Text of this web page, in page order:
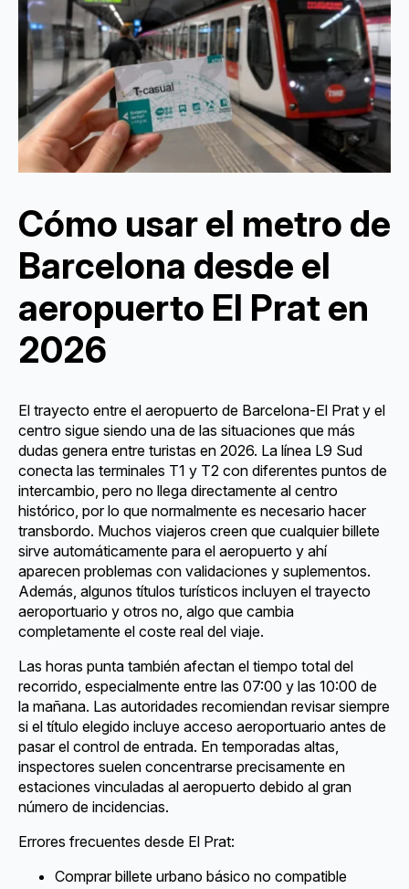
Cómo usar el metro de
Barcelona desde el
aeropuerto El Prat en
2026
El trayecto entre el aeropuerto de Barcelona-El Prat y el
centro sigue siendo una de las situaciones que más
dudas genera entre turistas en 2026. La línea L9 Sud
conecta las terminales T1 y T2 con diferentes puntos de
intercambio, pero no llega directamente al centro
histórico, por lo que normalmente es necesario hacer
transbordo. Muchos viajeros creen que cualquier billete
sirve automáticamente para el aeropuerto y ahí
aparecen problemas con validaciones y suplementos.
Además, algunos títulos turísticos incluyen el trayecto
aeroportuario y otros no, algo que cambia
completamente el coste real del viaje.
Las horas punta también afectan el tiempo total del
recorrido, especialmente entre las 07:00 y las 10:00 de
la mañana. Las autoridades recomiendan revisar siempre
si el título elegido incluye acceso aeroportuario antes de
pasar el control de entrada. En temporadas altas,
inspectores suelen concentrarse precisamente en
estaciones vinculadas al aeropuerto debido al gran
número de incidencias.
Errores frecuentes desde El Prat:
Comprar billete urbano básico no compatible